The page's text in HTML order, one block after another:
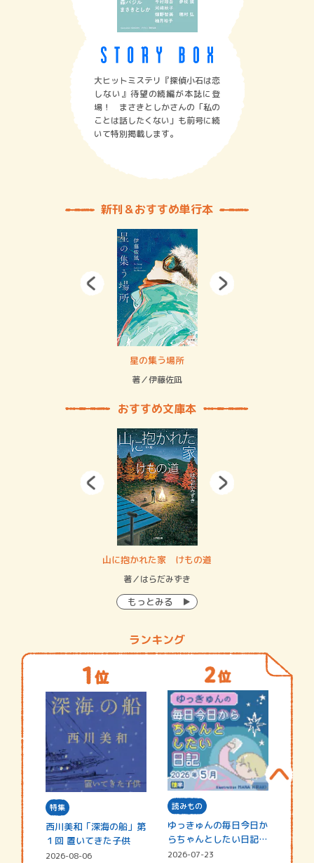
大ヒットミステリ『探偵小石は恋
しない』待望の続編が本誌に登
場！ まさきとしかさんの「私の
ことは話したくない」も前号に続
いて特別掲載します。
新刊＆おすすめ単行本
星の集う場所
著／伊藤佐凪
おすすめ文庫本
山に抱かれた家 けもの道
著／はらだみずき
もっとみる
ランキング
特集
西川美和「深海の船」第
１回 置いてきた子供
2026-08-06
読みもの
ゆっきゅんの毎日今日か
らちゃんとしたい日記
☆202…
2026-07-23